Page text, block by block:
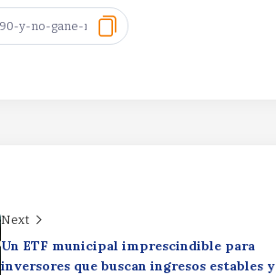
Next
Un ETF municipal imprescindible para
inversores que buscan ingresos estables y